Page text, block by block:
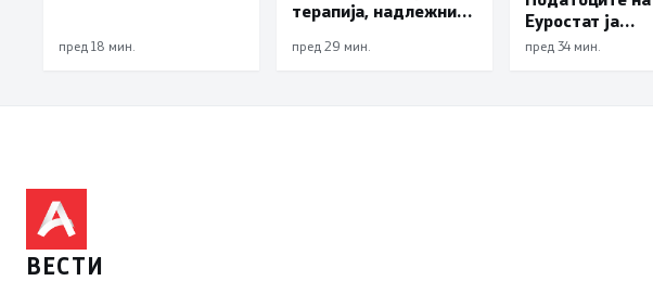
зголемува извозот
пред 18 мин.
терапија, надлежните
нема нови доцнења
пред 29 мин.
Еуростат ја
демантираат
пред 34 мин.
ВЕСТИ